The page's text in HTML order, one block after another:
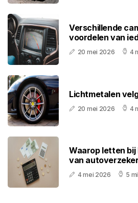
Verschillende
voordelen van
20 mei 2026 4
Lichtmetalen
20 mei 2026 4
Waarop letten
van
4 mei 2026 5